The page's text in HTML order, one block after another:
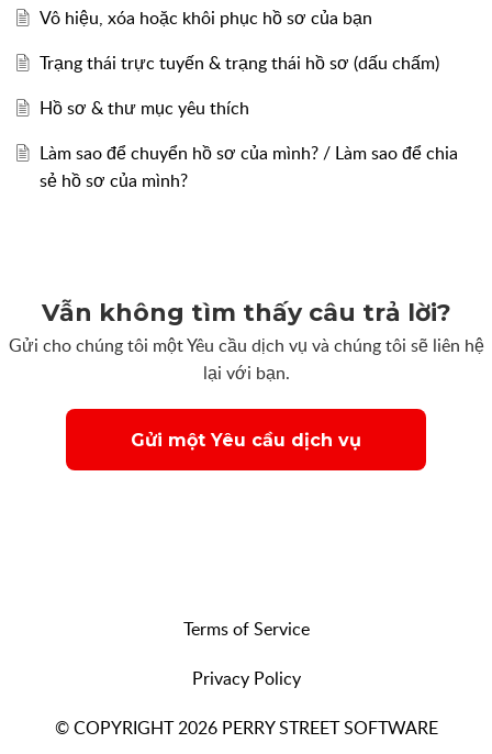
Vô hiệu, xóa hoặc khôi phục hồ sơ của bạn
Trạng thái trực tuyến & trạng thái hồ sơ (dấu chấm)
Hồ sơ & thư mục yêu thích
Làm sao để chuyển hồ sơ của mình? / Làm sao để chia
sẻ hồ sơ của mình?
Vẫn không tìm thấy câu trả lời?
Gửi cho chúng tôi một Yêu cầu dịch vụ và chúng tôi sẽ liên hệ
lại với bạn.
Gửi một Yêu cầu dịch vụ
Terms of Service
Privacy Policy
© COPYRIGHT 2026 PERRY STREET SOFTWARE